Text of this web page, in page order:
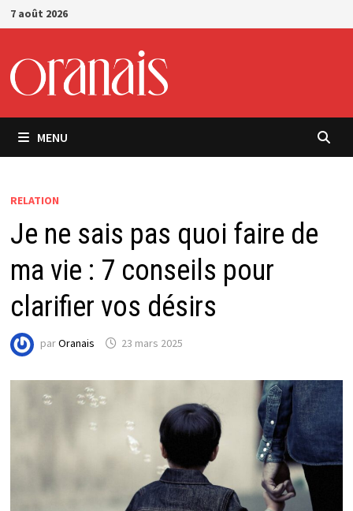
Passer
au
7 août 2026
MENU
RELATION
Je ne sais pas quoi faire de
ma vie : 7 conseils pour
clarifier vos désirs
parOranais 23 mars 2025